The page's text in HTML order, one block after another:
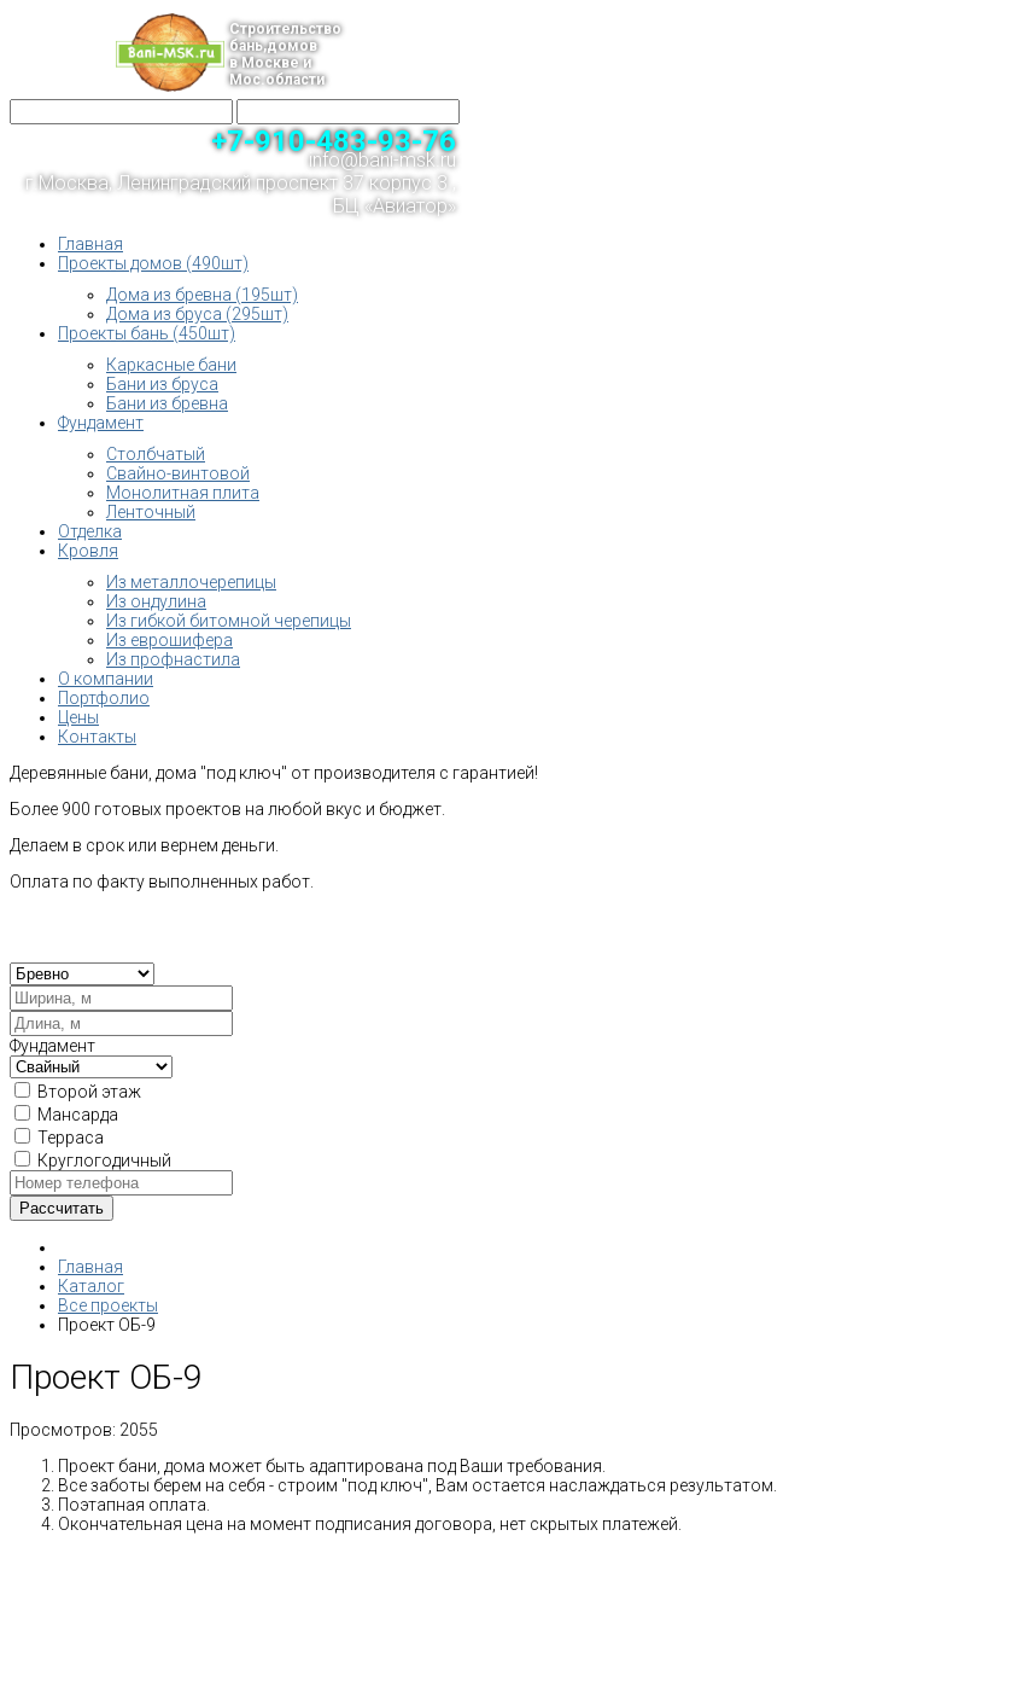
Строительство
бань,домов
в Москве и
Мос.области
+7-910-483-93-76
info@bani-msk.ru
г.Москва, Ленинградский проспект 37 корпус 3 ,
БЦ «Авиатор»
Главная
Проекты домов (490шт)
Дома из бревна (195шт)
Дома из бруса (295шт)
Проекты бань (450шт)
Каркасные бани
Бани из бруса
Бани из бревна
Фундамент
Столбчатый
Свайно-винтовой
Монолитная плита
Ленточный
Отделка
Кровля
Из металлочерепицы
Из ондулина
Из гибкой битомной черепицы
Из еврошифера
Из профнастила
О компании
Портфолио
Цены
Контакты
Деревянные бани, дома "под ключ" от производителя с гарантией!
Более 900 готовых проектов на любой вкус и бюджет.
Делаем в срок или вернем деньги.
Оплата по факту выполненных работ.
Фундамент
Второй этаж
Мансарда
Терраса
Круглогодичный
Главная
Каталог
Все проекты
Проект ОБ-9
Проект ОБ-9
Просмотров: 2055
Проект бани, дома может быть адаптирована под Ваши требования.
Все заботы берем на себя - строим "под ключ", Вам остается наслаждаться результатом.
Поэтапная оплата.
Окончательная цена на момент подписания договора, нет скрытых платежей.